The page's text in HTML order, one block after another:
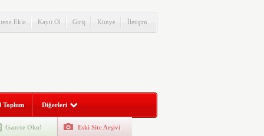
Ekle Kayıt Ol Giriş Künye İletişim
Toplum Diğerleri
Gazete Oku! Eski Site Arşivi